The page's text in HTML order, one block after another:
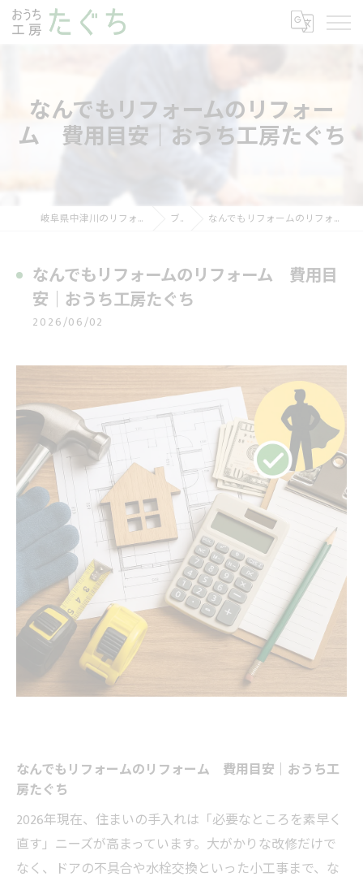
なんでもリフォームのリフォー
ム 費用目安｜おうち工房たぐち
岐阜県中津川のリフォームならおうち工房たぐち ブログ なんでもリフォームのリフォーム 費用目安｜おうち工房たぐち
なんでもリフォームのリフォーム 費用目
安｜おうち工房たぐち
2026/06/02
なんでもリフォームのリフォーム 費用目安｜おうち工
房たぐち
2026年現在、住まいの手入れは「必要なところを素早く
直す」ニーズが高まっています。大がかりな改修だけで
なく、ドアの不具合や水栓交換といった小工事まで、な